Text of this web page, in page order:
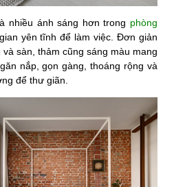
nhiều ánh sáng hơn trong phòng
yên tĩnh để làm việc. Đơn giản
sàn, thảm cũng sáng màu mang
nắp, gọn gàng, thoáng rộng và
để thư giãn.